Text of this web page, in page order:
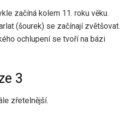
začíná kolem 11. roku věku.
(šourek) se začínají zvětšovat.
ochlupení se tvoří na bázi
3
zřetelnější.